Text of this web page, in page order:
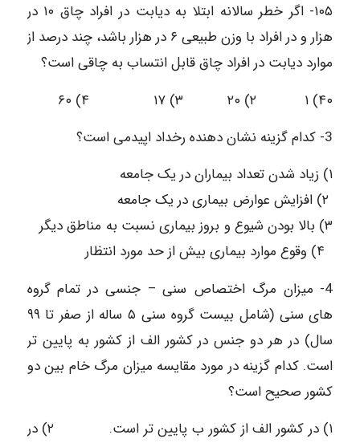
۱۰۵- اگر خطر سالانه ابتلا به دیابت در افراد چاق ۱۰ در
هزار و در افراد با وزن طبیعی ۶ در هزار باشد، چند درصد از
موارد دیابت در افراد چاق قابل انتساب به چاقی است؟
۴۰) ۱ ۲) ۲۰ ۳) ۱۷ ۴) ۶۰
3- کدام گزینه نشان دهنده رخداد اپیدمی است؟
۱) زیاد شدن تعداد بیماران در یک جامعه
۳) بالا بودن شیوع و بروز بیماری نسبت به مناطق دیگر
4- میزان مرگ اختصاص سنی – جنسی در تمام گروه
های سنی (شامل بیست گروه سنی ۵ ساله از صفر تا ۹۹
سال) در هر دو جنس در کشور الف از کشور به پایین تر
است. کدام گزینه در مورد مقایسه میزان مرگ خام بین دو
کشور صحیح است؟
۱) در کشور الف از کشور ب پایین تر است. ۲) در